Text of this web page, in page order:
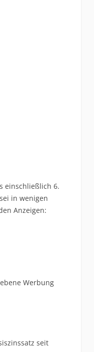
einschließlich 6.
in wenigen
Anzeigen:
Werbung
seit